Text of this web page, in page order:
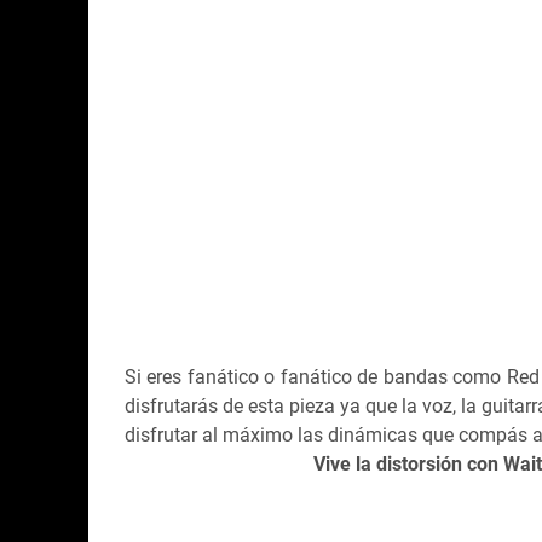
Si eres fanático o fanático de bandas como
disfrutarás de esta pieza ya que la voz, la
disfrutar al máximo las dinámicas que compás
Vive la distorsión con